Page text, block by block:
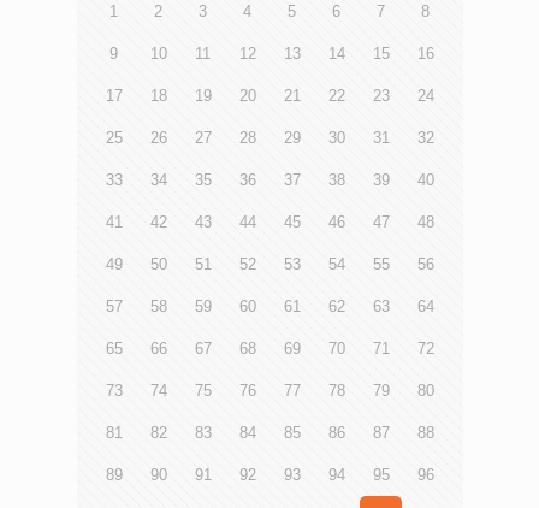
1 2 3 4 5 6 7 8
9 10 11 12 13 14 15 16
17 18 19 20 21 22 23 24
25 26 27 28 29 30 31 32
33 34 35 36 37 38 39 40
41 42 43 44 45 46 47 48
49 50 51 52 53 54 55 56
57 58 59 60 61 62 63 64
65 66 67 68 69 70 71 72
73 74 75 76 77 78 79 80
81 82 83 84 85 86 87 88
89 90 91 92 93 94 95 96